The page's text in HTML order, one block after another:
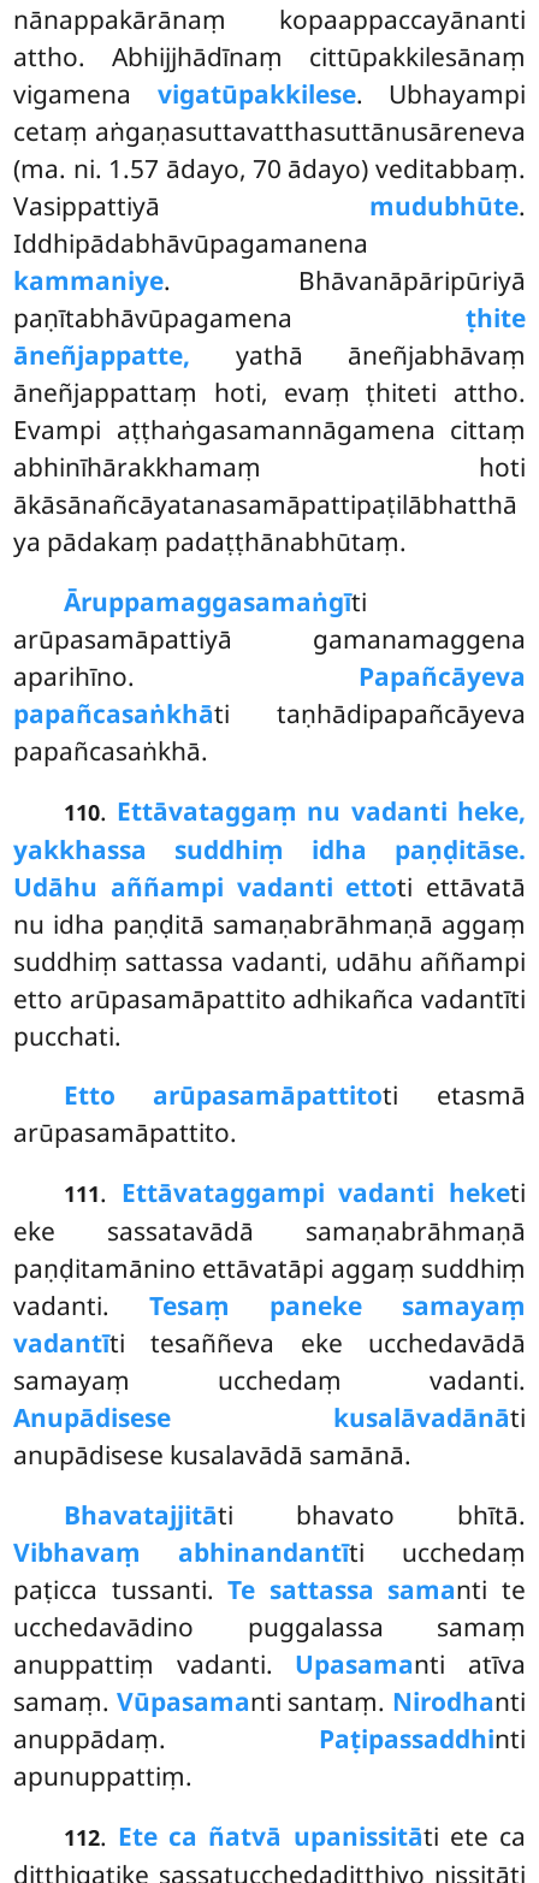
nānappakārānaṃ kopaappaccayānanti
attho. Abhijjhādīnaṃ cittūpakkilesānaṃ
vigamena vigatūpakkilese. Ubhayampi
cetaṃ aṅgaṇasuttavatthasuttānusāreneva
(ma. ni. 1.57 ādayo, 70 ādayo) veditabbaṃ.
Vasippattiyā mudubhūte.
Iddhipādabhāvūpagamanena
kammaniye. Bhāvanāpāripūriyā
paṇītabhāvūpagamena ṭhite
āneñjappatte, yathā āneñjabhāvaṃ
āneñjappattaṃ hoti, evaṃ ṭhiteti attho.
Evampi aṭṭhaṅgasamannāgamena cittaṃ
abhinīhārakkhamaṃ hoti
ākāsānañcāyatanasamāpattipaṭilābhatthā
ya pādakaṃ padaṭṭhānabhūtaṃ.
Āruppamaggasamaṅgīti
arūpasamāpattiyā gamanamaggena
aparihīno. Papañcāyeva
papañcasaṅkhāti taṇhādipapañcāyeva
papañcasaṅkhā.
110. Ettāvataggaṃ nu vadanti heke,
yakkhassa suddhiṃ idha paṇḍitāse.
Udāhu aññampi vadanti ettoti ettāvatā
nu idha paṇḍitā samaṇabrāhmaṇā aggaṃ
suddhiṃ sattassa vadanti, udāhu aññampi
etto arūpasamāpattito adhikañca vadantīti
pucchati.
Etto arūpasamāpattitoti etasmā
arūpasamāpattito.
111. Ettāvataggampi vadanti heketi
eke sassatavādā samaṇabrāhmaṇā
paṇḍitamānino ettāvatāpi aggaṃ suddhiṃ
vadanti.Tesaṃ paneke samayaṃ
vadantīti tesaññeva eke ucchedavādā
samayaṃ ucchedaṃ vadanti.
Anupādisese kusalāvadānāti
anupādisese kusalavādā samānā.
Bhavatajjitāti bhavato bhītā.
Vibhavaṃ abhinandantīti ucchedaṃ
paṭicca tussanti.Te sattassa samanti te
ucchedavādino puggalassa samaṃ
anuppattiṃ vadanti. Upasamanti atīva
samaṃ. Vūpasamanti santaṃ. Nirodhanti
anuppādaṃ. Paṭipassaddhinti
apunuppattiṃ.
112. Ete ca ñatvā upanissitāti ete ca
diṭṭhigatike sassatucchedadiṭṭhiyo nissitāti